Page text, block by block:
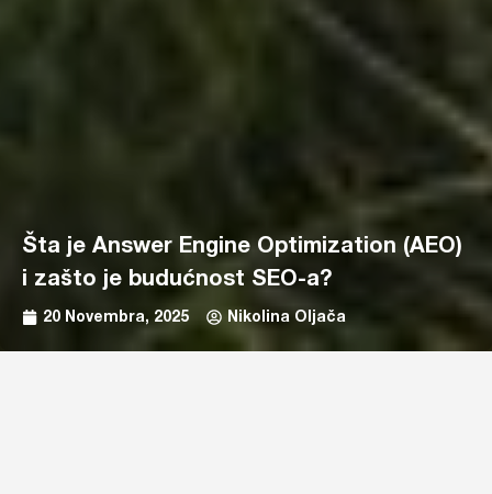
Šta je Answer Engine Optimization (AEO)
i zašto je budućnost SEO-a?
20 Novembra, 2025 Nikolina Oljača